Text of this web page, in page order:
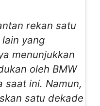
rekan satu
yang
menunjukkan
oleh BMW
saat ini. Namun,
satu dekade